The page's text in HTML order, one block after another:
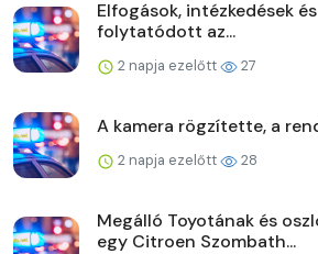
Elfogások, intézkedések
folytatódott az...
2 napja ezelőtt 27
A kamera rögzítette, a
2 napja ezelőtt 28
Megálló Toyotának és
egy Citroen Szombath...